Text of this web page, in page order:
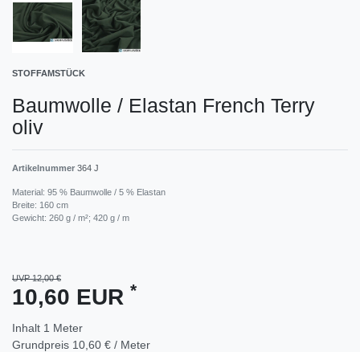
STOFFAMSTÜCK
Baumwolle / Elastan French Terry
oliv
Artikelnummer 364 J
Material: 95 % Baumwolle / 5 % Elastan
Breite: 160 cm
Gewicht: 260 g / m²; 420 g / m
UVP 12,00 €
10,60 EUR *
Inhalt 1 Meter
Grundpreis 10,60 € / Meter